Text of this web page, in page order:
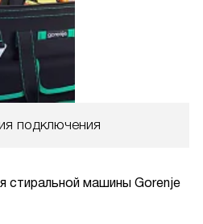
подключения
стиральной машины Gorenje